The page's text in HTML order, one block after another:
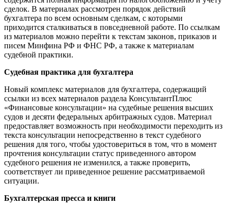
сделок. В материалах рассмотрен порядок действий
бухгалтера по всем основным сделкам, с которыми
приходится сталкиваться в повседневной работе. По ссылкам
из материалов можно перейти к текстам законов, приказов и
писем Минфина РФ и ФНС РФ, а также к материалам
судебной практики.
Судебная практика для бухгалтера
Новый комплекс материалов для бухгалтера, содержащий
ссылки из всех материалов раздела КонсультантПлюс
«Финансовые консультации» на судебные решения высших
судов и десяти федеральных арбитражных судов. Материал
предоставляет возможность при необходимости переходить из
текста консультации непосредственно в текст судебного
решения для того, чтобы удостовериться в том, что в момент
прочтения консультации статус приведенного автором
судебного решения не изменился, а также проверить,
соответствует ли приведенное решение рассматриваемой
ситуации.
Бухгалтерская пресса и книги